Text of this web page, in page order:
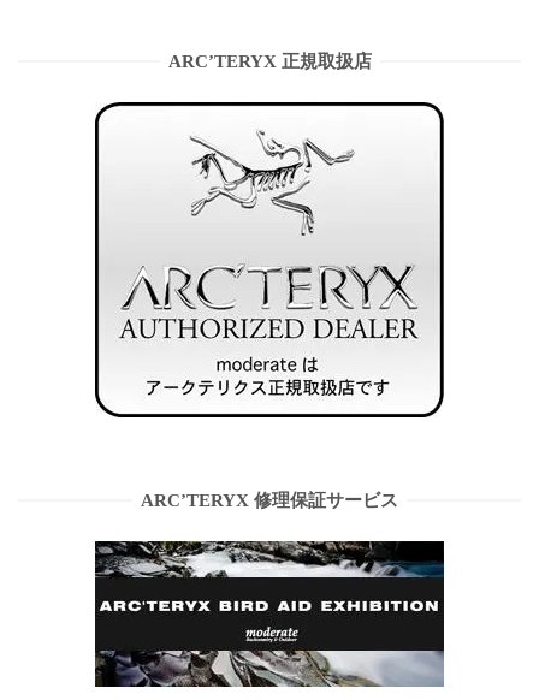
ARC’TERYX 正規取扱店
ARC’TERYX 修理保証サービス